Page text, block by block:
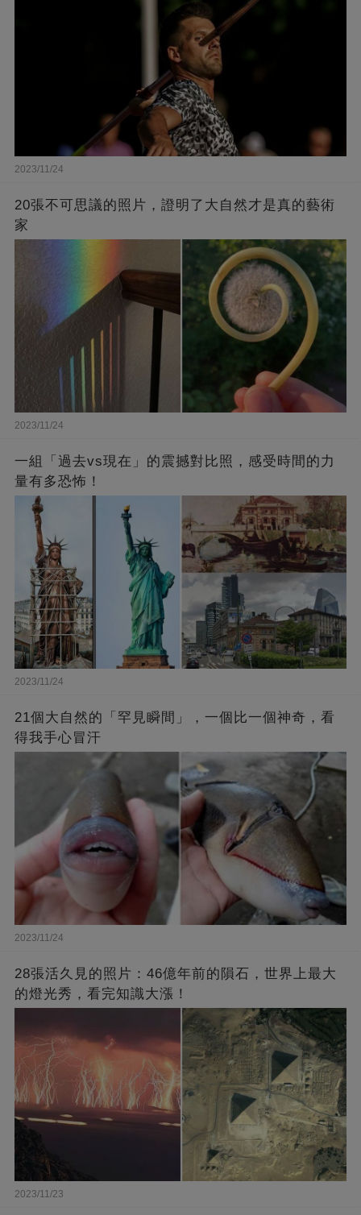
2023/11/24
20張不可思議的照片，證明了大自然才是真的藝術
家
2023/11/24
一組「過去vs現在」的震撼對比照，感受時間的力
量有多恐怖！
2023/11/24
21個大自然的「罕見瞬間」，一個比一個神奇，看
得我手心冒汗
2023/11/24
28張活久見的照片：46億年前的隕石，世界上最大
的燈光秀，看完知識大漲！
2023/11/23